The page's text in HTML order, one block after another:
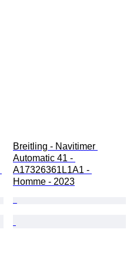
Breitling - Navitimer
Automatic 41 -
A17326361L1A1 -
Homme - 2023